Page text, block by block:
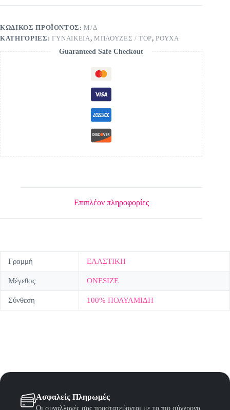
ΚΩΔΙΚΌΣ ΠΡΟΪΌΝΤΟΣ:Μ/Δ
ΚΑΤΗΓΟΡΊΕΣ: ΓΥΝΑΙΚΕΙΑ, ΜΠΛΟΥΖΕΣ / TOP,ΡΟΥΧΑ
Guaranteed Safe Checkout
Επιπλέον πληροφορίες
Γραμμή ΕΛΑΣΤΙΚΗ
Μέγεθος ONESIZE
Σύνθεση 100% ΠΟΛΥΑΜΙΔΗ
Ασφαλείς Πληρωμές
Οι συναλλαγές σας προστατεύονται με τα πιο σύγχρονα